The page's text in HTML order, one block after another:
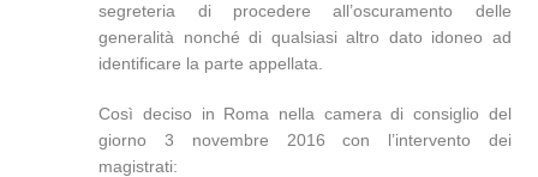
segreteria di procedere all’oscuramento delle
generalità nonché di qualsiasi altro dato idoneo ad
identificare la parte appellata.
Così deciso in Roma nella camera di consiglio del
giorno 3 novembre 2016 con l’intervento dei
magistrati: